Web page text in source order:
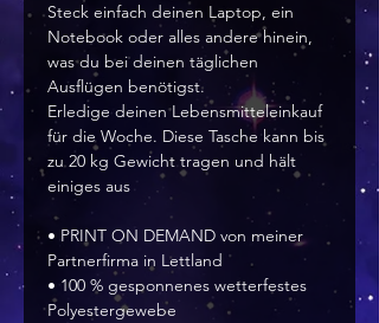
Steck einfach deinen Laptop, ein
Notebook oder alles andere hinein,
was du bei deinen täglichen
Ausflügen benötigst.
Erledige deinen Lebensmitteleinkauf
für die Woche. Diese Tasche kann bis
zu 20 kg Gewicht tragen und hält
einiges aus
• PRINT ON DEMAND von meiner
Partnerfirma in Lettland
• 100 % gesponnenes wetterfestes
Polyestergewebe